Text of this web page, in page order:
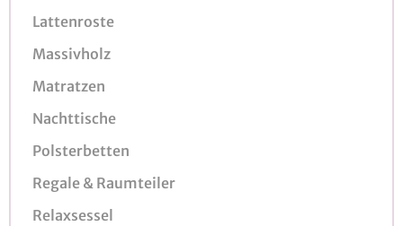
Lattenroste
Massivholz
Matratzen
Nachttische
Polsterbetten
Regale & Raumteiler
Relaxsessel